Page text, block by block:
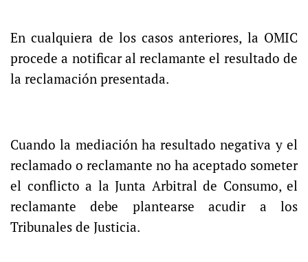
En cualquiera de los casos anteriores, la OMIC
procede a notificar al reclamante el resultado de
la reclamación presentada.
Cuando la mediación ha resultado negativa y el
reclamado o reclamante no ha aceptado someter
el conflicto a la Junta Arbitral de Consumo, el
reclamante debe plantearse acudir a los
Tribunales de Justicia.